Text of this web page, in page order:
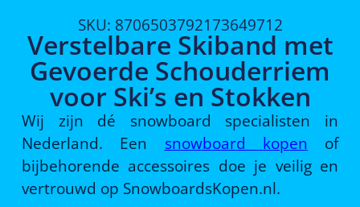
SKU: 8706503792173649712
Verstelbare Skiband met
Gevoerde Schouderriem
voor Ski’s en Stokken
Wij zijn dé snowboard specialisten in
Nederland. Een snowboard kopen of
bijbehorende accessoires doe je veilig en
vertrouwd op SnowboardsKopen.nl.